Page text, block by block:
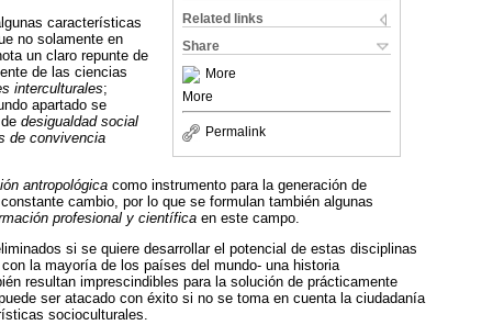
Related links
Share
More
More
Permalink
características
no solamente en
un claro repunte de
de las ciencias
interculturales;
apartado se
desigualdad social
de convivencia
antropológica como instrumento para la generación de
cambio, por lo que se formulan también algunas
profesional y científica en este campo.
si se quiere desarrollar el potencial de estas disciplinas
la mayoría de los países del mundo- una historia
resultan imprescindibles para la solución de prácticamente
ser atacado con éxito si no se toma en cuenta la ciudadanía
socioculturales.